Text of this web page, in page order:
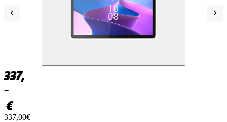
337,
–
€
337,00€